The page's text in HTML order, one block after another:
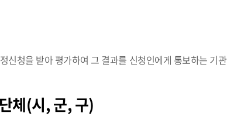
신청을 받아 평가하여 그 결과를 신청인에게 통보하는 기관
체(시, 군, 구)